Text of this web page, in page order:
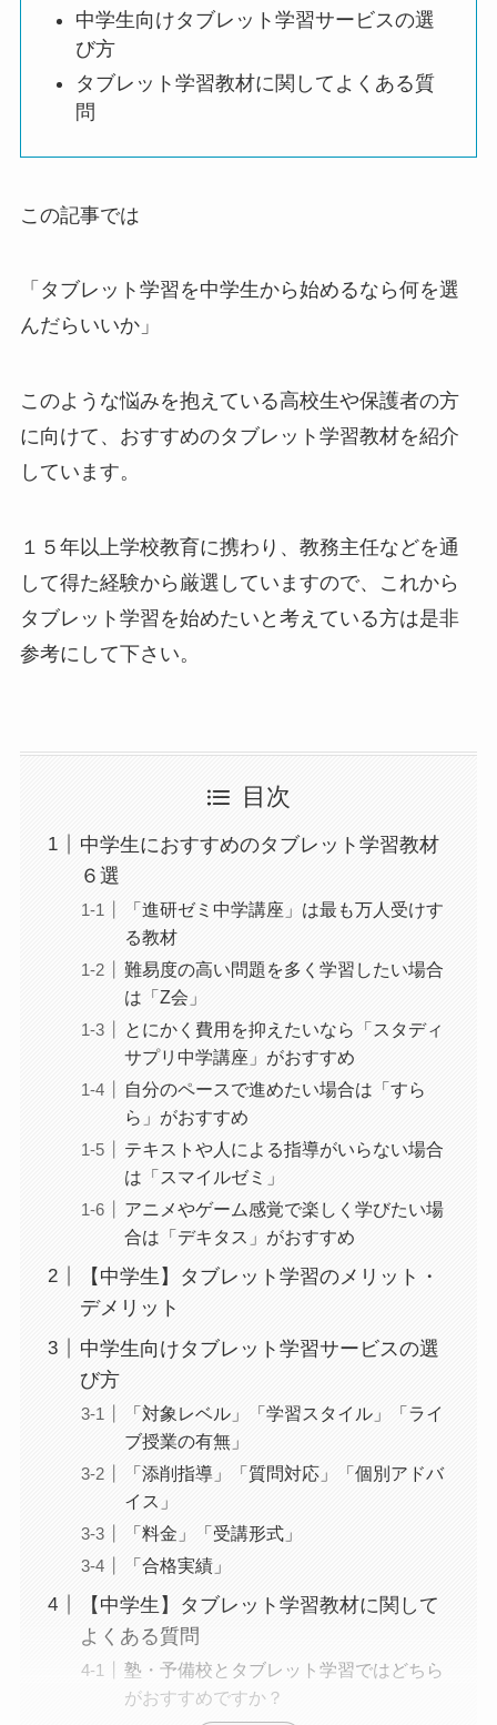
中学生向けタブレット学習サービスの選
び方
タブレット学習教材に関してよくある質
問
この記事では
「タブレット学習を中学生から始めるなら何を選
んだらいいか」
このような悩みを抱えている高校生や保護者の方
に向けて、おすすめのタブレット学習教材を紹介
しています。
１５年以上学校教育に携わり、教務主任などを通
して得た経験から厳選していますので、これから
タブレット学習を始めたいと考えている方は是非
参考にして下さい。
目次
中学生におすすめのタブレット学習教材
６選
「進研ゼミ中学講座」は最も万人受けす
る教材
難易度の高い問題を多く学習したい場合
は「Z会」
とにかく費用を抑えたいなら「スタディ
サプリ中学講座」がおすすめ
自分のペースで進めたい場合は「すら
ら」がおすすめ
テキストや人による指導がいらない場合
は「スマイルゼミ」
アニメやゲーム感覚で楽しく学びたい場
合は「デキタス」がおすすめ
【中学生】タブレット学習のメリット・
デメリット
中学生向けタブレット学習サービスの選
び方
「対象レベル」「学習スタイル」「ライ
ブ授業の有無」
「添削指導」「質問対応」「個別アドバ
イス」
「料金」「受講形式」
「合格実績」
【中学生】タブレット学習教材に関して
よくある質問
塾・予備校とタブレット学習ではどちら
がおすすめですか？